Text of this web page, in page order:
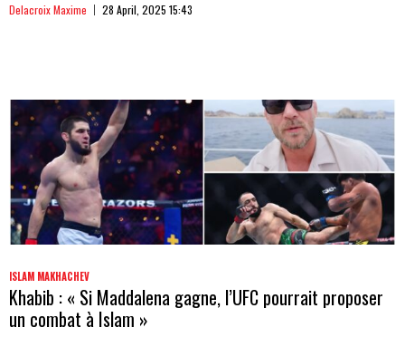
Delacroix Maxime 28 April, 2025 15:43
ISLAM MAKHACHEV
Khabib : « Si Maddalena gagne, l’UFC pourrait proposer
un combat à Islam »